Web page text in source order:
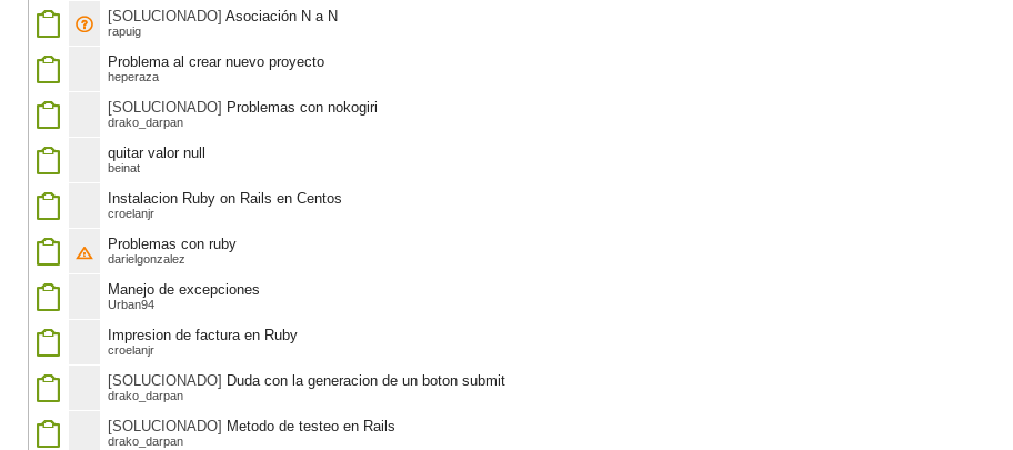
[SOLUCIONADO] Asociación N a N
rapuig
Problema al crear nuevo proyecto
heperaza
[SOLUCIONADO] Problemas con nokogiri
drako_darpan
quitar valor null
beinat
Instalacion Ruby on Rails en Centos
croelanjr
Problemas con ruby
darielgonzalez
Manejo de excepciones
Urban94
Impresion de factura en Ruby
croelanjr
[SOLUCIONADO] Duda con la generacion de un boton submit
drako_darpan
[SOLUCIONADO] Metodo de testeo en Rails
drako_darpan